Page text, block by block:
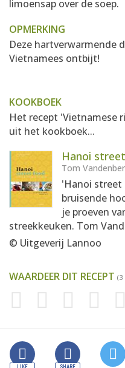
limoensap over de soep.
OPMERKING
Deze hartverwarmende
Vietnamees ontbijt!
KOOKBOEK
Het recept 'Vietnamese
uit het kookboek...
Hanoi
Tom
'Hanoi street
bruisende
je proeven
streekkeuken. Tom
© Uitgeverij Lannoo
WAARDEER DIT RECEPT (3